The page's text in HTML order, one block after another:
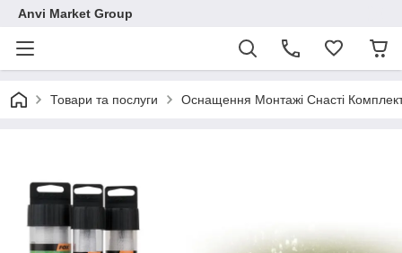
Anvi Market Group
Товари та послуги Оснащення Монтажі Снасті